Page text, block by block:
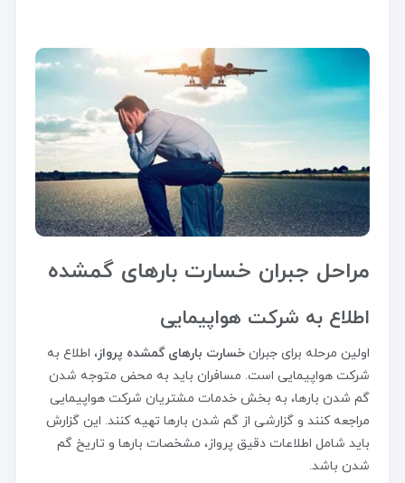
مراحل جبران خسارت بارهای گمشده
اطلاع به شرکت هواپیمایی
اولین مرحله برای جبران خسارت بارهای گمشده پرواز، اطلاع به
شرکت هواپیمایی است. مسافران باید به محض متوجه شدن
گم شدن بارها، به بخش خدمات مشتریان شرکت هواپیمایی
مراجعه کنند و گزارشی از گم شدن بارها تهیه کنند. این گزارش
باید شامل اطلاعات دقیق پرواز، مشخصات بارها و تاریخ گم
شدن باشد.